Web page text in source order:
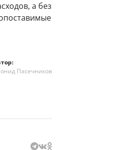
а без
Пасечников